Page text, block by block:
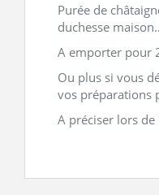
Purée de
duchesse
A emporter pour
Ou plus si vous
vos préparations
A préciser lors